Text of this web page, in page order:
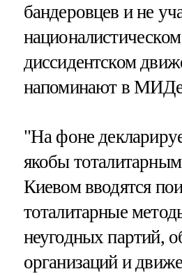
бандеровцев и не
националистическом
диссидентском
напоминают в
"На фоне
якобы
Киевом вводятся
тоталитарные
неугодных партий,
организаций и